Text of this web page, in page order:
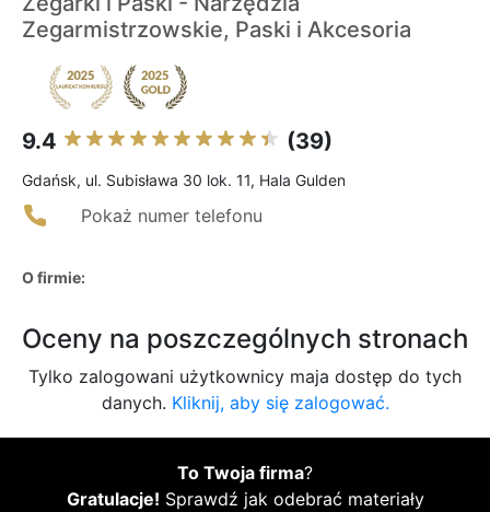
Zegarmistrzowskie, Paski i Akcesoria
9.4 (39)
Gdańsk, ul. Subisława 30 lok. 11, Hala Gulden
Pokaż numer telefonu
O firmie:
Oceny na poszczególnych stronach
Tylko zalogowani użytkownicy maja dostęp do tych
danych. Kliknij, aby się zalogować.
To Twoja firma?
Gratulacje! Sprawdź jak odebrać materiały